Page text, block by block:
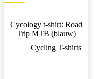
Cycology t-shirt: Road
Trip MTB (blauw)
Cycling T-shirts